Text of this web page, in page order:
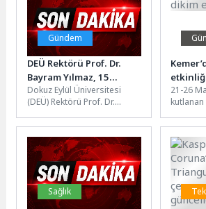
Gündem
DEÜ Rektörü Prof. Dr.
Bayram Yılmaz, 15
Temmuz Demokrasi ve
Millî Birlik Günü
programlarına katıldı
Dokuz Eylül Üniversitesi
(DEÜ) Rektörü Prof. Dr.
Demokrasi ve Millî Birlik...
21-26
kutlanan
dikim
400
Sağlık